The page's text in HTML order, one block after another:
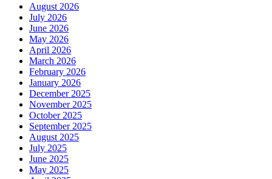
August 2026
July 2026
June 2026
May 2026
April 2026
March 2026
February 2026
January 2026
December 2025
November 2025
October 2025
September 2025
August 2025
July 2025
June 2025
May 2025